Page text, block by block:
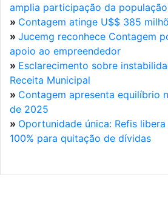
amplia participação da
» Contagem atinge U$$ 385
» Jucemg reconhece Contagem
apoio ao empreendedor
» Esclarecimento sobre
Receita Municipal
» Contagem apresenta equilíbrio
de 2025
» Oportunidade única: Refis
100% para quitação de dívidas